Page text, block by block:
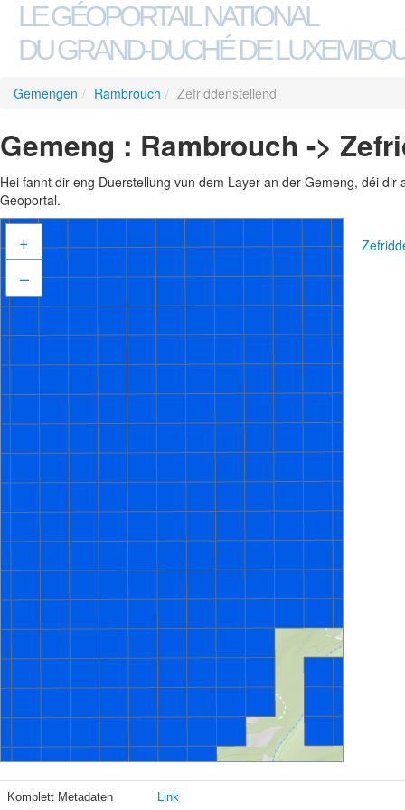
LE GÉOPORTAIL NATIONAL
DU GRAND-DUCHÉ DE
Gemengen / Rambrouch / Zefriddenstellend
Gemeng : Rambrouch ->
Hei fannt dir eng Duerstellung vun dem Layer an der Gemeng, déi
Geoportal.
+
–
Komplett Metadaten Link